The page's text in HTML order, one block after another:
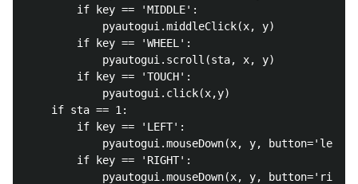
        if key == 'MIDDLE':
            pyautogui.middleClick(x, y)
        if key == 'WHEEL':
            pyautogui.scroll(sta, x, y)
        if key == 'TOUCH':
            pyautogui.click(x,y)
    if sta == 1:
        if key == 'LEFT':
            pyautogui.mouseDown(x, y, button='left')
        if key == 'RIGHT':
pyautogui.mouseDown(x, y,